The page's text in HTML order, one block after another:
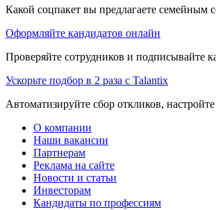
Какой соцпакет вы предлагаете семейным
Оформляйте кандидатов онлайн
Проверяйте сотрудников и подписывайте
Ускорьте подбор в 2 раза с Talantix
Автоматизируйте сбор откликов,
О компании
Наши вакансии
Партнерам
Реклама на сайте
Новости и статьи
Инвесторам
Кандидаты по профессиям